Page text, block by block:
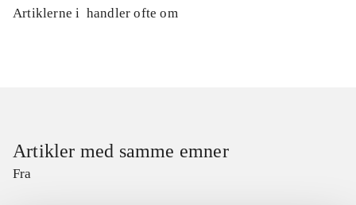
Artiklerne i handler ofte om
Artikler med samme emner
Fra